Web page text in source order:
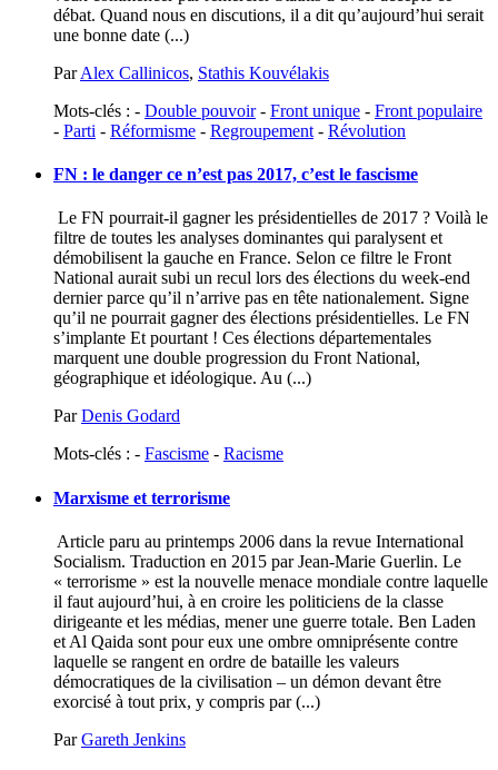
débat. Quand nous en discutions, il a dit qu’aujourd’hui serait
une bonne date (...)
ParAlex Callinicos, Stathis Kouvélakis
Mots-clés : - Double pouvoir- Front unique - Front populaire
- Parti - Réformisme - Regroupement - Révolution
FN : le danger ce n’est pas 2017, c’est le fascisme
Le FN pourrait-il gagner les présidentielles de 2017 ? Voilà le
filtre de toutes les analyses dominantes qui paralysent et
démobilisent la gauche en France. Selon ce filtre le Front
National aurait subi un recul lors des élections du week-end
dernier parce qu’il n’arrive pas en tête nationalement. Signe
qu’il ne pourrait gagner des élections présidentielles. Le FN
s’implante Et pourtant ! Ces élections départementales
marquent une double progression du Front National,
géographique et idéologique. Au (...)
ParDenis Godard
Mots-clés : - Fascisme - Racisme
Marxisme et terrorisme
Article paru au printemps 2006 dans la revue International
Socialism. Traduction en 2015 par Jean-Marie Guerlin. Le
« terrorisme » est la nouvelle menace mondiale contre laquelle
il faut aujourd’hui, à en croire les politiciens de la classe
dirigeante et les médias, mener une guerre totale. Ben Laden
et Al Qaida sont pour eux une ombre omniprésente contre
laquelle se rangent en ordre de bataille les valeurs
démocratiques de la civilisation – un démon devant être
exorcisé à tout prix, y compris par (...)
ParGareth Jenkins